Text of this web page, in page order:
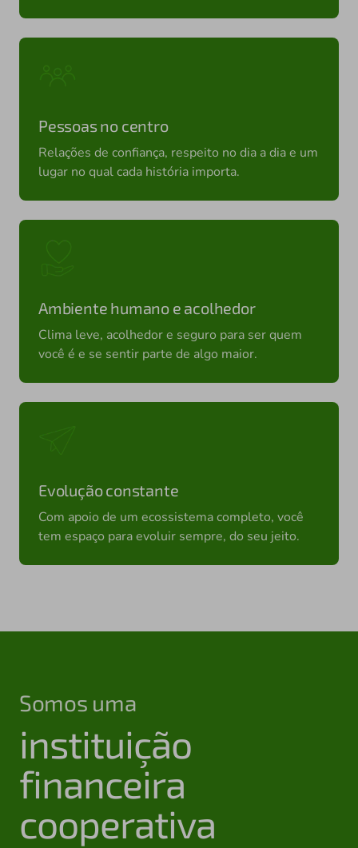
Pessoas no centro
Relações de confiança, respeito no dia a dia e um
lugar no qual cada história importa.
Ambiente humano e acolhedor
Clima leve, acolhedor e seguro para ser quem
você é e se sentir parte de algo maior.
Evolução constante
Com apoio de um ecossistema completo, você
tem espaço para evoluir sempre, do seu jeito.
Somos uma
instituição
financeira
cooperativa